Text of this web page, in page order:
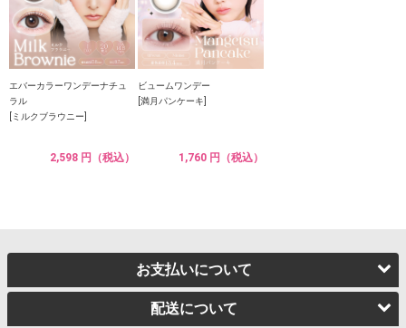
エバーカラーワンデーナチュ
ラル
[ミルクブラウニー]
2,598 円（税込）
ビュームワンデー
[満月パンケーキ]
1,760 円（税込）
お支払いについて
配送について